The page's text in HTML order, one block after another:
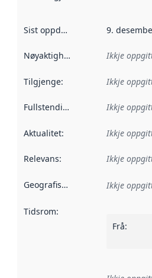
Sist oppdatert 9.
Nøyaktigheit Ikkje
Tilgjenge: Ikkje
Fullstendigheit Ikkje
Aktualitet: Ikkje
Relevans: Ikkje
Geografisk område Ikkje
Tidsrom:
Frå: